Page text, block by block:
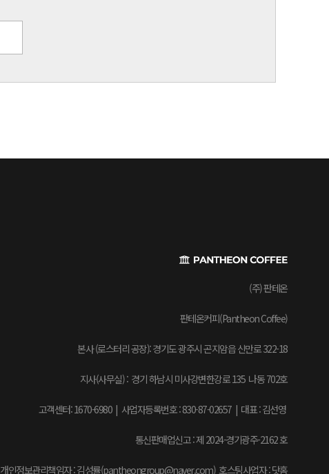
(주) 판테온
판테온커피(Pantheon Coffee)
본사 (로스터리 공장): 경기도 광주시 곤지암읍 신만로 322-18
지사(사무실) : 경기 하남시 미사강변한강로 135 나동 702호
고객센터: 1670-6980 | 사업자등록번호 : 830-87-02657 | 대표 : 김선영
통신판매업신고 : 제 2024-경기광주-2162 호
개인정보관리책임자 : 김성률(pantheongroup@naver.com) 호스팅사업자 : 닷홈